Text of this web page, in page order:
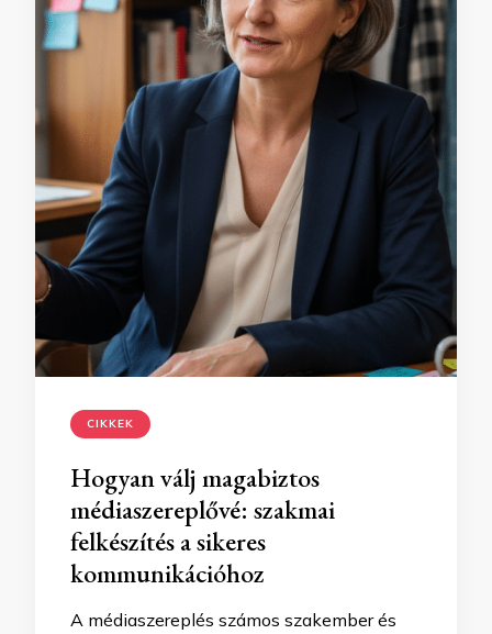
CIKKEK
Hogyan válj magabiztos
médiaszereplővé: szakmai
felkészítés a sikeres
kommunikációhoz
A médiaszereplés számos szakember és